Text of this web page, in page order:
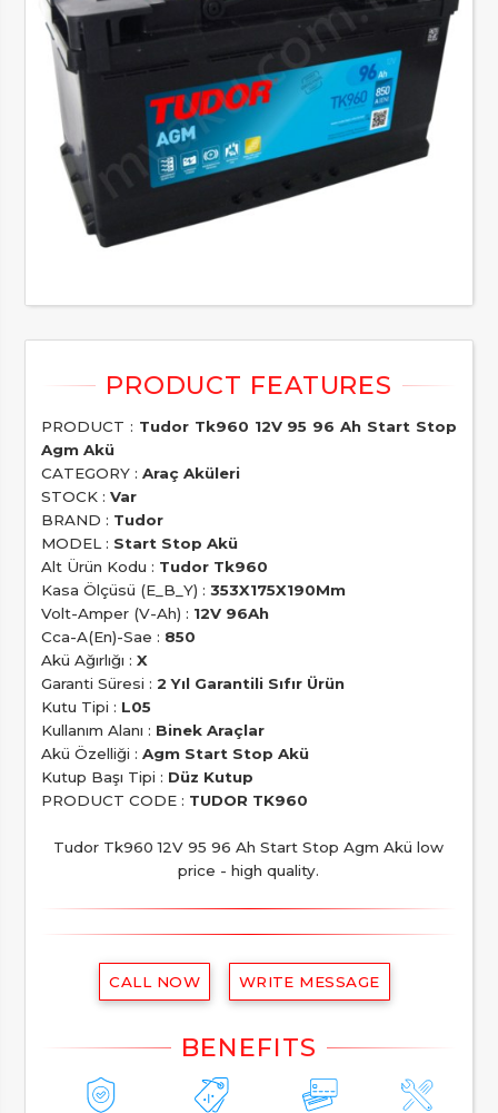
PRODUCT : Tudor Tk960 12V 95 96 Ah Start Stop
Agm Akü
CATEGORY : Araç Aküleri
STOCK : Var
BRAND : Tudor
MODEL : Start Stop Akü
Alt Ürün Kodu : Tudor Tk960
Kasa Ölçüsü (E_B_Y) : 353X175X190Mm
Volt-Amper (V-Ah) : 12V 96Ah
Cca-A(En)-Sae : 850
Akü Ağırlığı : X
Garanti Süresi : 2 Yıl Garantili Sıfır Ürün
Kutu Tipi : L05
Kullanım Alanı : Binek Araçlar
Akü Özelliği : Agm Start Stop Akü
Kutup Başı Tipi : Düz Kutup
PRODUCT CODE : TUDOR TK960
Tudor Tk960 12V 95 96 Ah Start Stop Agm Akü low
price - high quality.
CALL NOW WRITE MESSAGE